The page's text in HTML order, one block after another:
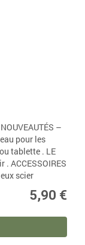
–
pour les
tablette . LE
. ACCESSOIRES
scier
5,90 €